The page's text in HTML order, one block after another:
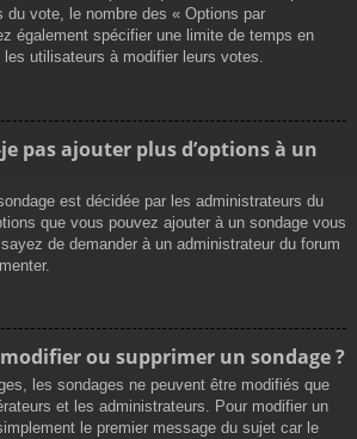
du vote, le nombre des « Options par
également spécifier une limite de temps en
les utilisateurs à modifier leurs votes.
pas ajouter plus d’options à un
sondage est décidée par les administrateurs du
que vous pouvez ajouter à un sondage vous
de demander à un administrateur du forum
ou supprimer un sondage ?
les sondages ne peuvent être modifiés que
et les administrateurs. Pour modifier un
le premier message du sujet car le